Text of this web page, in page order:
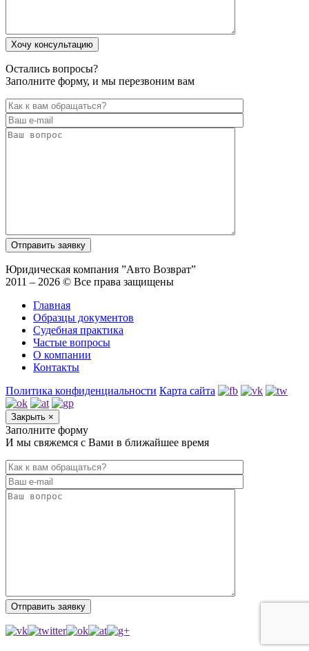
Остались вопросы?
Заполните форму, и мы перезвоним вам
Юридическая компания ”Авто Возврат”
2011 – 2026 © Все права защищены
Главная
Образцы документов
Судебная практика
Частые вопросы
О компании
Контакты
Политика конфиденциальности Карта сайта
Закрыть ×
Заполните форму
И мы свяжемся с Вами в ближайшее время